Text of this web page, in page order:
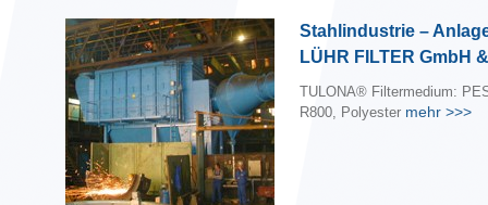
Stahlindustrie –
LÜHR FILTER GmbH
TULONA® Filtermedium:
R800, Polyester mehr>>>